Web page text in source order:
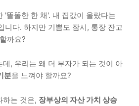
'똘똘한 한 채'. 내 집값이 올랐다는
니다. 하지만 기쁨도 잠시, 통장 잔고
까요?
, 우리는 왜 더 부자가 되는 것이 아
분을 느껴야 할까요?
하는 것은, 장부상의 자산 가치 상승